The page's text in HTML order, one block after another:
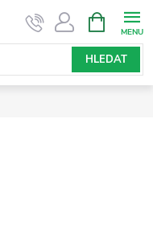
HLEDAT
NÁKUPNÍ
KOŠÍK